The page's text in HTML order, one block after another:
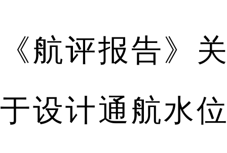
《航评报告》关
于设计通航水位